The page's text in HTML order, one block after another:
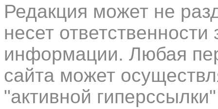
Редакция может не
несет
информации. Любая
сайта может
"активной